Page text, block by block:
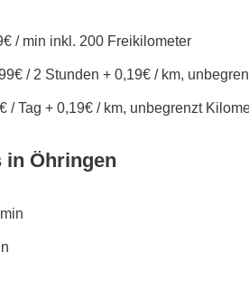
/ min inkl. 200 Freikilometer
/ 2 Stunden + 0,19€ / km,
/ Tag + 0,19€ / km, unbegrenzt
in Öhringen